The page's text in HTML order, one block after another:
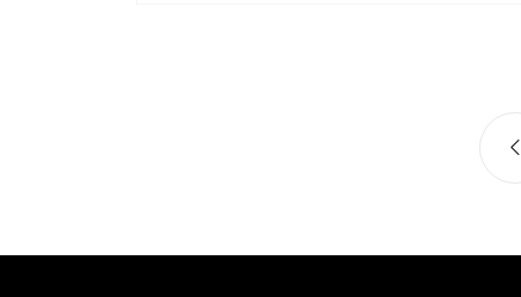
ค่อยๆ ขยายไปเรื่อยๆ ถามว่ามั่นใจไหมเวลาไปสอน
ชอบในของจิ๋วสู่อาชีพทำโมเดลเฟอร์นิเจอร์ตุ๊กตา